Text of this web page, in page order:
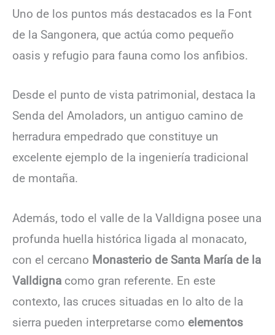
Uno de los puntos más destacados es la Font
de la Sangonera, que actúa como pequeño
oasis y refugio para fauna como los anfibios.
Desde el punto de vista patrimonial, destaca la
Senda del Amoladors, un antiguo camino de
herradura empedrado que constituye un
excelente ejemplo de la ingeniería tradicional
de montaña.
Además, todo el valle de la Valldigna posee una
profunda huella histórica ligada al monacato,
con el cercano Monasterio de Santa María de la
Valldigna como gran referente. En este
contexto, las cruces situadas en lo alto de la
sierra pueden interpretarse como elementos